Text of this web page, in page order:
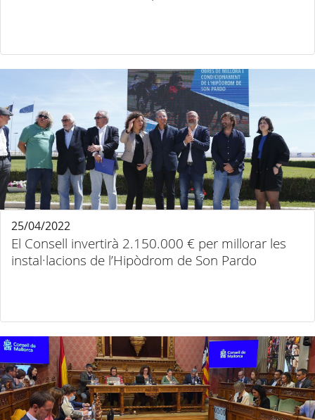
El Consell invertirà 2.150.000 € per millorar les
instal·lacions de l’Hipòdrom de Son Pardo
25/04/2022